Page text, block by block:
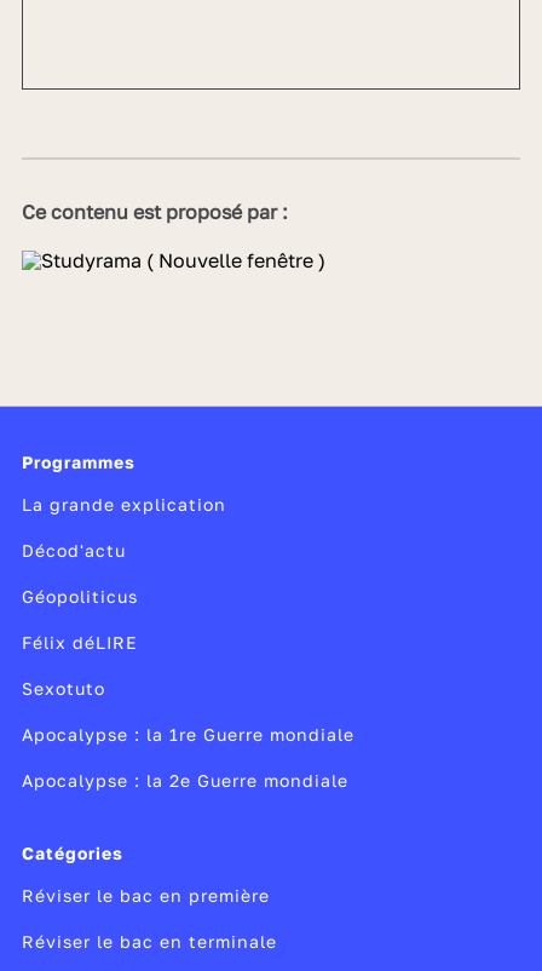
Ce contenu est proposé par :
Programmes
La grande explication
Décod'actu
Géopoliticus
Félix déLIRE
Sexotuto
Apocalypse : la 1re Guerre mondiale
Apocalypse : la 2e Guerre mondiale
Catégories
Réviser le bac en première
Réviser le bac en terminale